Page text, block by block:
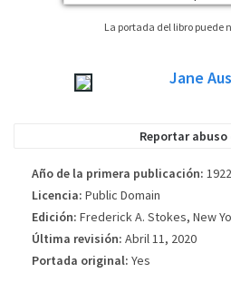
La portada del libro puede
edición está publicada. Por favor,Jane
Reportar abuso
Año de la primera publicación: 1922
Licencia: Public Domain
Edición: Frederick A. Stokes, New
Última revisión: Abril 11, 2020
Portada original: Yes